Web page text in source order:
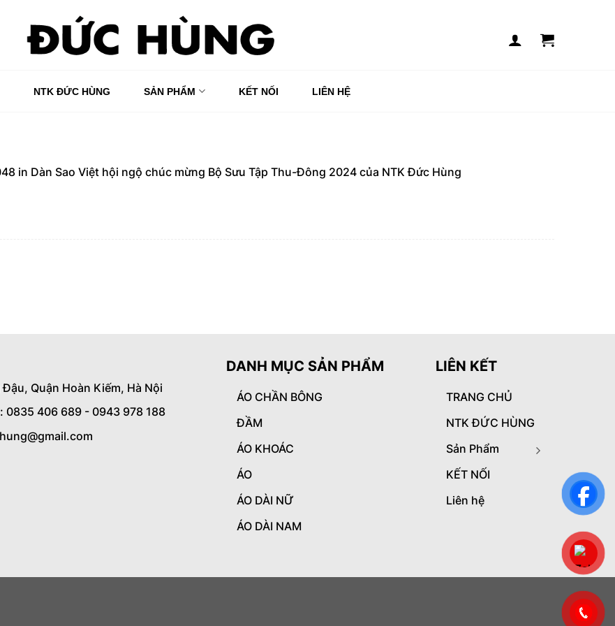
NTK ĐỨC HÙNG SẢN PHẨM KẾT NỐI LIÊN HỆ
in Dàn Sao Việt hội ngộ chúc mừng Bộ Sưu Tập Thu-Đông 2024 của NTK Đức Hùng
Đậu, Quận Hoàn Kiếm, Hà Nội
0835 406 689 - 0943 978 188
DANH MỤC SẢN PHẨM
ÁO CHẦN BÔNG
ĐẦM
ÁO KHOÁC
ÁO
ÁO DÀI NỮ
ÁO DÀI NAM
LIÊN KẾT
TRANG CHỦ
NTK ĐỨC HÙNG
Sản Phẩm
KẾT NỐI
Liên hệ